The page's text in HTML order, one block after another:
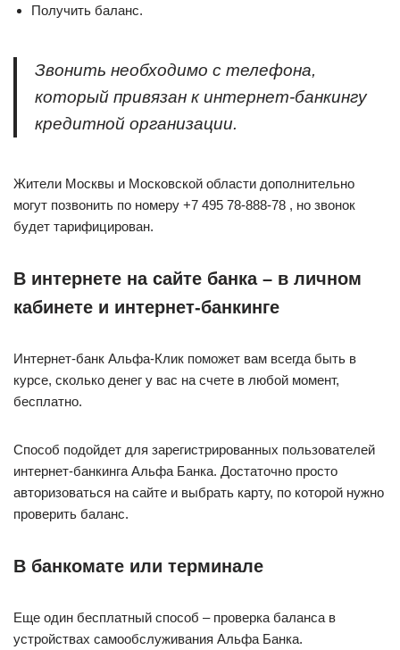
Получить баланс.
Звонить необходимо с телефона,
который привязан к интернет-банкингу
кредитной организации.
Жители Москвы и Московской области дополнительно
могут позвонить по номеру +7 495 78-888-78 , но звонок
будет тарифицирован.
В интернете на сайте банка – в личном
кабинете и интернет-банкинге
Интернет-банк Альфа-Клик поможет вам всегда быть в
курсе, сколько денег у вас на счете в любой момент,
бесплатно.
Способ подойдет для зарегистрированных пользователей
интернет-банкинга Альфа Банка. Достаточно просто
авторизоваться на сайте и выбрать карту, по которой нужно
проверить баланс.
В банкомате или терминале
Еще один бесплатный способ – проверка баланса в
устройствах самообслуживания Альфа Банка.